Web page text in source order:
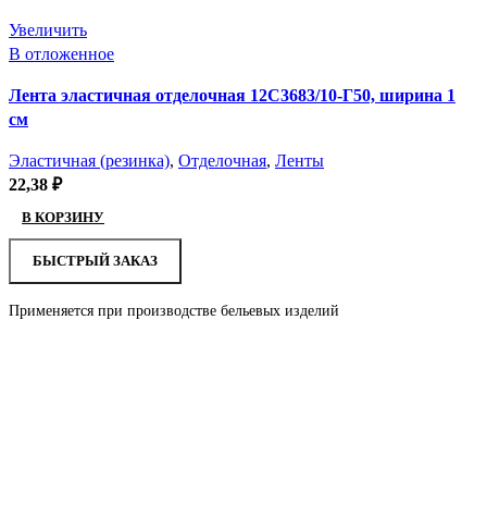
Увеличить
В отложенное
Лента эластичная отделочная 12С3683/10-Г50, ширина 1
см
Эластичная (резинка), Отделочная, Ленты
22,38 ₽
В КОРЗИНУ
БЫСТРЫЙ ЗАКАЗ
Применяется при производстве бельевых изделий